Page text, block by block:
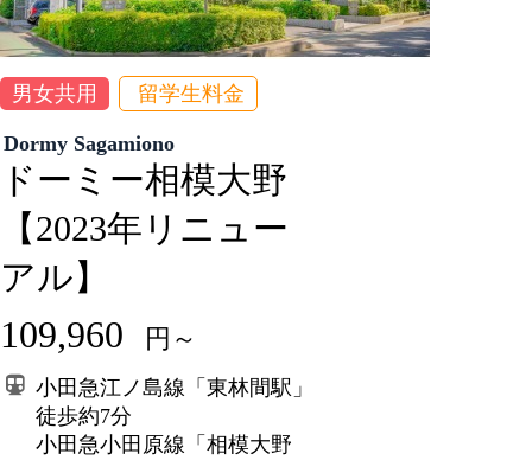
男女共用 留学生料金
Dormy Sagamiono
ドーミー相模大野
【2023年リニュー
アル】
109,960 円～
小田急江ノ島線「東林間駅」
徒歩約7分
小田急小田原線「相模大野